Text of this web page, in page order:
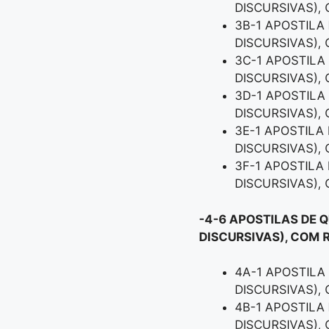
DISCURSIVAS),
3B-1 APOSTILA
DISCURSIVAS),
3C-1 APOSTILA
DISCURSIVAS),
3D-1 APOSTILA
DISCURSIVAS),
3E-1 APOSTILA
DISCURSIVAS),
3F-1 APOSTILA
DISCURSIVAS),
-4-6 APOSTILAS DE
DISCURSIVAS), COM
4A-1 APOSTILA
DISCURSIVAS),
4B-1 APOSTILA
DISCURSIVAS),